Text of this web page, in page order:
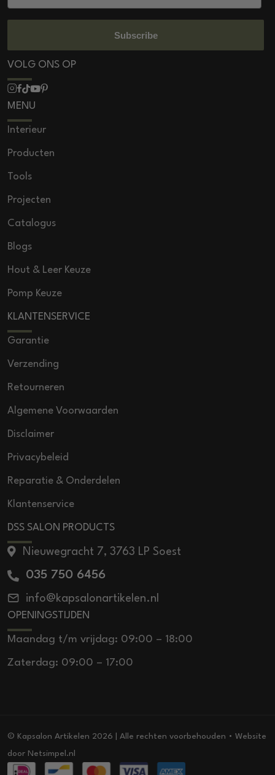
Subscribe
VOLG ONS OP
MENU
Interieur
Producten
Tools
Projecten
Catalogus
Blogs
Hout & Leer Keuze
Pomp Keuze
KLANTENSERVICE
Garantie
Verzending
Retourneren
Algemene Voorwaarden
Disclaimer
Privacybeleid
Reparatie & Onderdelen
Klantenservice
DSS SALON PRODUCTS
Nieuwegracht 7, 3763 LP Soest
035 750 6456
info@kapsalonartikelen.nl
OPENINGSTIJDEN
Maandag t/m vrijdag: 09:00 – 18:00
Zaterdag: 09:00 – 17:00
© Kapsalon Artikelen 2026 | Alle rechten voorbehouden • Website
door Netsimpel.nl